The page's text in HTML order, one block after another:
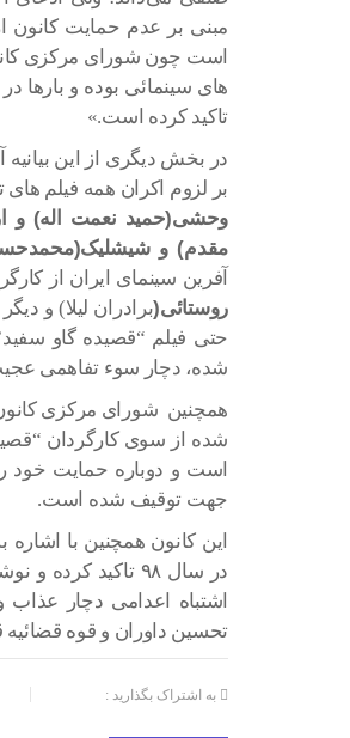
مبنی بر عدم حمایت کانون
است چون شورای مرکزی
های سینمائی بوده و بارها
تاکید کرده است.»
در بخش دیگری از این
بر لزوم اکران همه فیلم های
وحشی(حمید نعمت اله) و
مقدم) و
آفرین سینمای ایران از
روستائی(برادران لیلا) و
حتی فیلم “قصیده گاو
شده، دچار سوء تفاهمی
همچنین شورای مرکزی کانون
شده از سوی کارگردان
است و دوباره حمایت خود
جهت توقیف شده است.
این کانون همچنین با
در سال ۹۸ تاکید
اشتباه اعدامی دچار
تحسین داوران و قوه
به اشتراک بگذارید :